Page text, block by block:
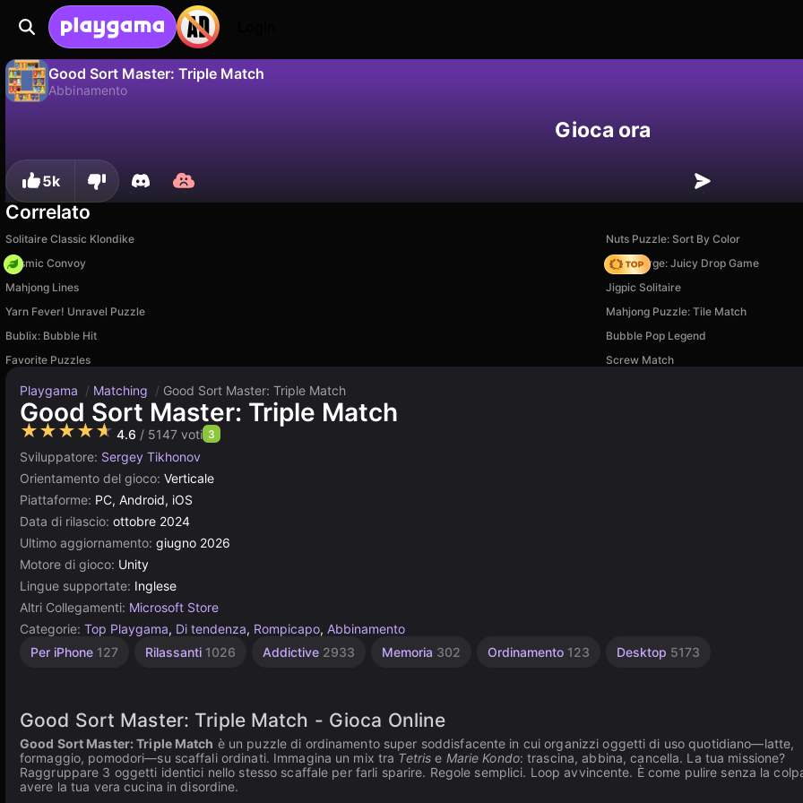
Good Sort Master: Triple Match
Abbinamento
Gioca ora
5k
Correlato
Solitaire Classic Klondike
Nuts Puzzle: Sort By Color
Cosmic Convoy
Fruit Merge: Juicy Drop Game
Mahjong Lines
Jigpic Solitaire
Yarn Fever! Unravel Puzzle
Mahjong Puzzle: Tile Match
Bublix: Bubble Hit
Bubble Pop Legend
Favorite Puzzles
Screw Match
Playgama / Matching / Good Sort Master: Triple Match
Good Sort Master: Triple Match
★★★★★ 4.6 / 5147 voti 3
Sviluppatore: Sergey Tikhonov
Orientamento del gioco: Verticale
Piattaforme: PC, Android, iOS
Data di rilascio: ottobre 2024
Ultimo aggiornamento: giugno 2026
Motore di gioco: Unity
Lingue supportate: Inglese
Altri Collegamenti: Microsoft Store
Categorie: Top Playgama, Di tendenza, Rompicapo, Abbinamento
Per iPhone 127 Rilassanti 1026 Addictive 2933 Memoria 302 Ordinamento 123 Desktop 5173
Semplici
Browser
Android
Unity
Good Sort Master: Triple Match - Gioca Online
Good Sort Master: Triple Match è un puzzle di ordinamento super soddisfacente in cui organizzi oggetti di uso quotidiano—latte,
formaggio, pomodori—su scaffali ordinati. Immagina un mix tra Tetris e Marie Kondo: trascina, abbina, cancella. La tua missione?
Raggruppare 3 oggetti identici nello stesso scaffale per farli sparire. Regole semplici. Loop avvincente. È come pulire senza la
avere la tua vera cucina in disordine.